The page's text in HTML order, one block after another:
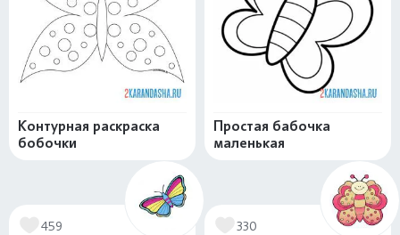
Контурная раскраска
бобочки
Простая бабочка
маленькая
459 330